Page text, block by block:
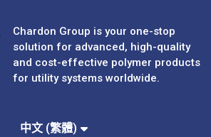
Chardon Group is your one-stop
solution for advanced, high-quality
and cost-effective polymer products
for utility systems worldwide.
中文 (繁體)
Español
English